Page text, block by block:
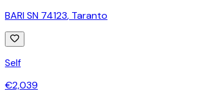
BARI SN 74123, Taranto
Self
€2,039